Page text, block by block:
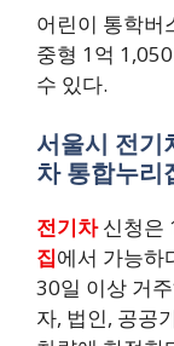
어린이 통학버
중형 1억
수 있다.
서울시 전기
차 통합누리
전기차신청은
집에서 가능하
30일 이상 거
자, 법인, 공공